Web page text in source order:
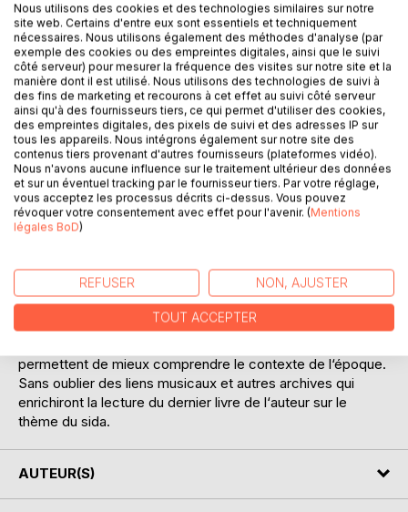
DESCRIPTION
De 1994 à 2013, le Journal du Sida a publié 124 chroniques
de Didier Lestrade. C‘est le seul témoignage de la vie
d‘une personne séropositive sur une si longue période,
presque vingt ans, un document quasi inédit puisque très
À travers ces textes très intimes, on découvre la lutte
communautaire contre l‘épidémie des années 90 tandis
que les années 2000 sont celles de la renaissance au
centre du grand débat sur la prévention. Pour cette édition,
permettent de mieux comprendre le contexte de l‘époque.
Sans oublier des liens musicaux et autres archives qui
enrichiront la lecture du dernier livre de l‘auteur sur le
thème du sida.
AUTEUR(S)
Nous utilisons des cookies et des technologies similaires sur notre
site web. Certains d'entre eux sont essentiels et techniquement
nécessaires. Nous utilisons également des méthodes d'analyse (par
exemple des cookies ou des empreintes digitales, ainsi que le suivi
côté serveur) pour mesurer la fréquence des visites sur notre site et la
manière dont il est utilisé. Nous utilisons des technologies de suivi à
des fins de marketing et recourons à cet effet au suivi côté serveur
ainsi qu'à des fournisseurs tiers, ce qui permet d'utiliser des cookies,
des empreintes digitales, des pixels de suivi et des adresses IP sur
tous les appareils. Nous intégrons également sur notre site des
contenus tiers provenant d'autres fournisseurs (plateformes vidéo).
Nous n'avons aucune influence sur le traitement ultérieur des données
et sur un éventuel tracking par le fournisseur tiers. Par votre réglage,
vous acceptez les processus décrits ci-dessus. Vous pouvez
révoquer votre consentement avec effet pour l'avenir. (Mentions
légales BoD)
REFUSER NON, AJUSTER
TOUT ACCEPTER